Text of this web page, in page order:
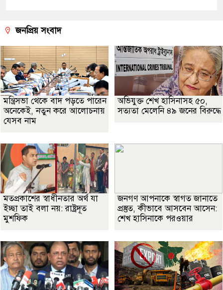
জনপ্রিয় সংবাদ
মন্ত্রিসভা থেকে বাদ পড়তে পারেন
অনেকেই, নতুন করে আলোচনায়
যেসব নাম
অভিযুক্ত শেখ হাসিনাসহ ৫০,
সত্যতা মেলেনি ৪৯ জনের বিরুদ্ধে
মতপ্রকাশের স্বাধীনতার অর্থ যা
ইচ্ছা তাই বলা নয়: রাষ্ট্রদূত
মুশফিক
জনগণ আপনাকে স্বাগত জানাতে
প্রস্তুত, কীভাবে আসবেন আসেন:
শেখ হাসিনাকে পরওয়ার